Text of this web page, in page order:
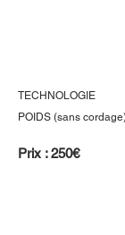
Prix : 250€
TECHNOLOGIE :
POIDS (sans